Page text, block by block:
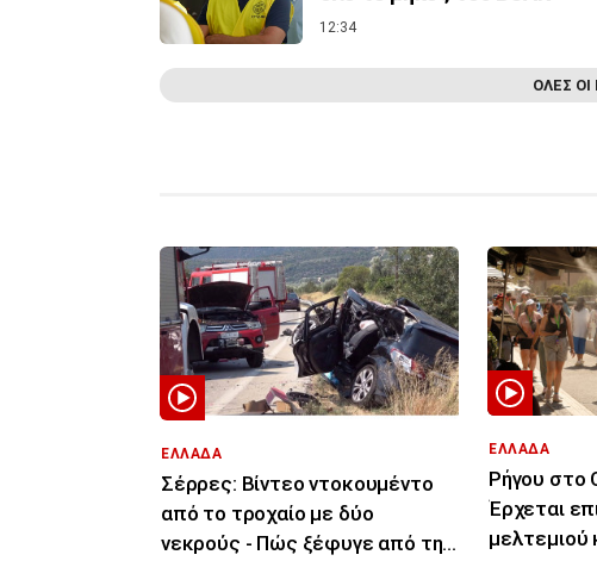
12:34
ΟΛΕΣ ΟΙ
ΕΛΛΑΔΑ
Σέρρες: Βίντεο ντοκουμέντο
από το τροχαίο με δύο
νεκρούς - Πώς ξέφυγε από την
ΕΛΛΑΔΑ
Ρήγου στο
Έρχεται
μελτεμιού